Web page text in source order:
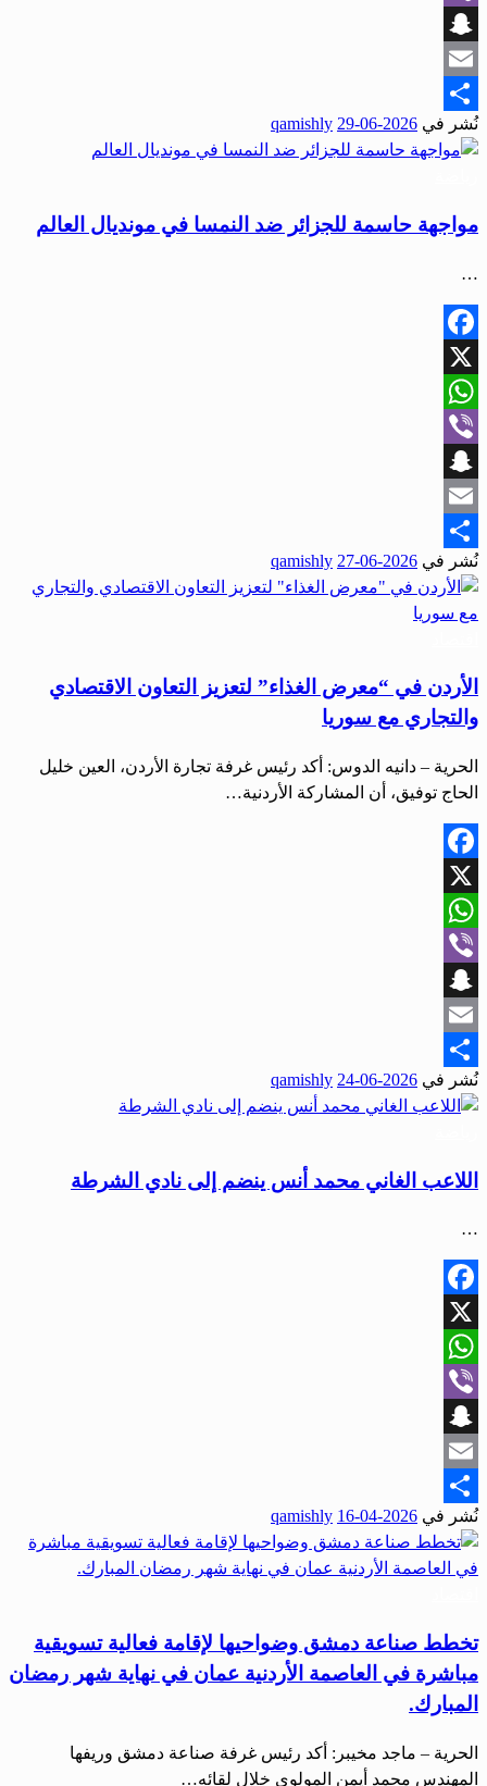
Viber
Snapchat
Email
Share
نُشر في 2026-06-29
qamishly
مواجهة حاسمة للجزائر ضد النمسا في مونديال العالم
…
Facebook
X
WhatsApp
Viber
Snapchat
Email
Share
نُشر في 2026-06-27
qamishly
الأردن في “معرض الغذاء” لتعزيز التعاون الاقتصادي
والتجاري مع سوريا
الحرية – دانيه الدوس: أكد رئيس غرفة تجارة الأردن، العين خليل
الحاج توفيق، أن المشاركة الأردنية…
Facebook
X
WhatsApp
Viber
Snapchat
Email
Share
نُشر في 2026-06-24
qamishly
اللاعب الغاني محمد أنس ينضم إلى نادي الشرطة
…
Facebook
X
WhatsApp
Viber
Snapchat
Email
Share
نُشر في 2026-04-16
qamishly
تخطط صناعة دمشق وضواحيها لإقامة فعالية تسويقية
مباشرة في العاصمة الأردنية عمان في نهاية شهر رمضان
المبارك.
الحرية – ماجد مخيبر: أكد رئيس غرفة صناعة دمشق وريفها
المهندس محمد أيمن المولوي خلال لقائه…